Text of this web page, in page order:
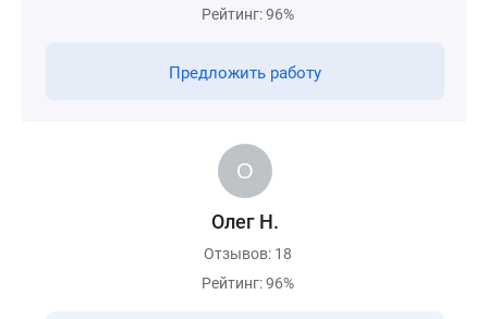
Рейтинг: 96%
Предложить работу
Олег Н.
Отзывов: 18
Рейтинг: 96%